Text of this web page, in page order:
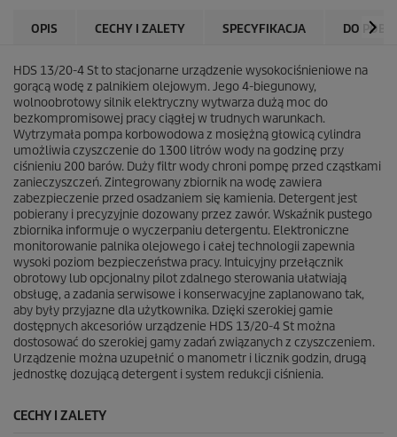
OPIS CECHY I ZALETY SPECYFIKACJA DO
HDS 13/20-4 St to stacjonarne urządzenie wysokociśnieniowe na
gorącą wodę z palnikiem olejowym. Jego 4-biegunowy,
wolnoobrotowy silnik elektryczny wytwarza dużą moc do
bezkompromisowej pracy ciągłej w trudnych warunkach.
Wytrzymała pompa korbowodowa z mosiężną głowicą cylindra
umożliwia czyszczenie do 1300 litrów wody na godzinę przy
ciśnieniu 200 barów. Duży filtr wody chroni pompę przed cząstkami
zanieczyszczeń. Zintegrowany zbiornik na wodę zawiera
zabezpieczenie przed osadzaniem się kamienia. Detergent jest
pobierany i precyzyjnie dozowany przez zawór. Wskaźnik pustego
zbiornika informuje o wyczerpaniu detergentu. Elektroniczne
monitorowanie palnika olejowego i całej technologii zapewnia
wysoki poziom bezpieczeństwa pracy. Intuicyjny przełącznik
obrotowy lub opcjonalny pilot zdalnego sterowania ułatwiają
obsługę, a zadania serwisowe i konserwacyjne zaplanowano tak,
aby były przyjazne dla użytkownika. Dzięki szerokiej gamie
dostępnych akcesoriów urządzenie HDS 13/20-4 St można
dostosować do szerokiej gamy zadań związanych z czyszczeniem.
Urządzenie można uzupełnić o manometr i licznik godzin, drugą
jednostkę dozującą detergent i system redukcji ciśnienia.
CECHY I ZALETY